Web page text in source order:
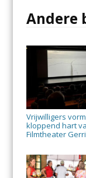
Andere
Vrijwilligers
kloppend hart
Filmtheater